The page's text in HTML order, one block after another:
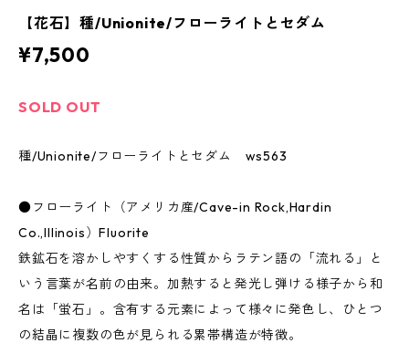
【花石】種/Unionite/フローライトとセダム
¥7,500
SOLD OUT
種/Unionite/フローライトとセダム ws563
●フローライト（アメリカ産/Cave-in Rock,Hardin
Co.,Illinois）Fluorite
鉄鉱石を溶かしやすくする性質からラテン語の「流れる」と
いう言葉が名前の由来。加熱すると発光し弾ける様子から和
名は「蛍石」。含有する元素によって様々に発色し、ひとつ
の結晶に複数の色が見られる累帯構造が特徴。